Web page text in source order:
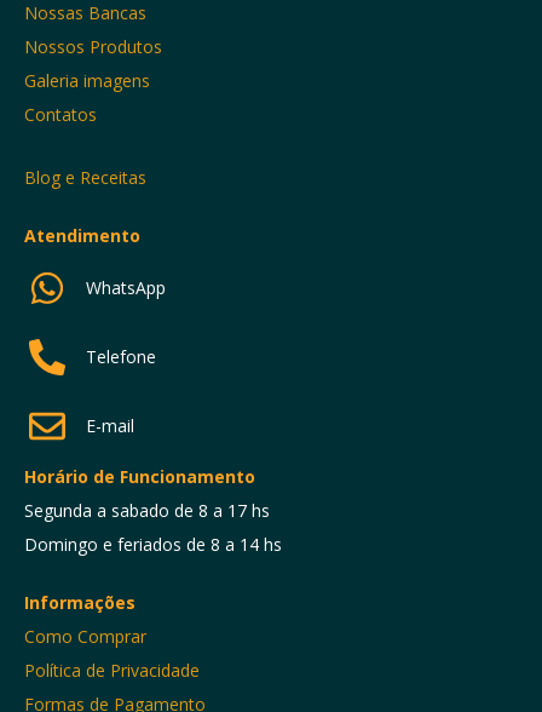
Nossas Bancas
Nossos Produtos
Galeria imagens
Contatos
Blog e Receitas
Atendimento
WhatsApp
Telefone
E-mail
Horário de Funcionamento
Segunda a sabado de 8 a 17 hs
Domingo e feriados de 8 a 14 hs
Informações
Como Comprar
Política de Privacidade
Formas de Pagamento